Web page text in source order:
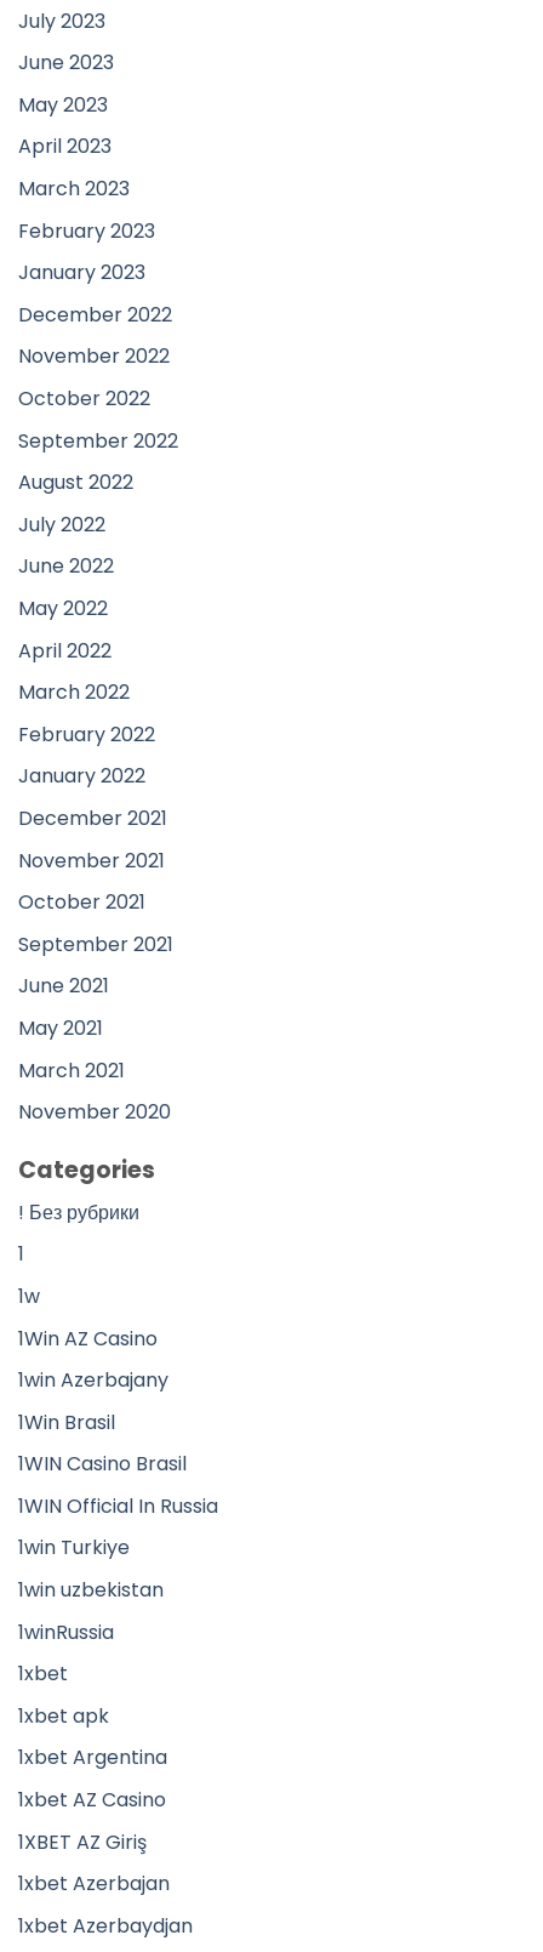
July 2023
June 2023
May 2023
April 2023
March 2023
February 2023
January 2023
December 2022
November 2022
October 2022
September 2022
August 2022
July 2022
June 2022
May 2022
April 2022
March 2022
February 2022
January 2022
December 2021
November 2021
October 2021
September 2021
June 2021
May 2021
March 2021
November 2020
Categories
! Без рубрики
1
1w
1Win AZ Casino
1win Azerbajany
1Win Brasil
1WIN Casino Brasil
1WIN Official In Russia
1win Turkiye
1win uzbekistan
1winRussia
1xbet
1xbet apk
1xbet Argentina
1xbet AZ Casino
1XBET AZ Giriş
1xbet Azerbajan
1xbet Azerbaydjan